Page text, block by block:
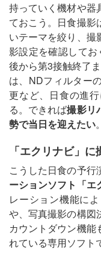
持っていく機材や器
ておこう。日食撮影
いテーマを絞り、撮
影設定を確認して
後から第3接触終了
は、NDフィルター
更など、日食の進
る。できれば撮影リ
勢で当日を迎えたい。
「エクリナビ」
こうした日食の予行
ーションソフト「エ
レーション機能に
や、写真撮影の構図
カウントダウン機能
れている専用ソフト